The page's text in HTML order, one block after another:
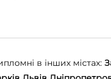
в інших містах: